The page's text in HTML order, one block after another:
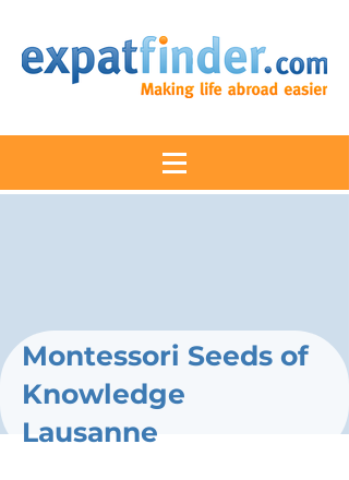
Montessori Seeds of
Knowledge
Lausanne